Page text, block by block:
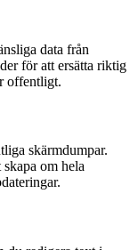
data från
för att ersätta riktig
offentligt.
skärmdumpar.
om hela